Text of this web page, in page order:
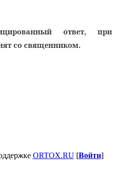
ответ, при
со священником.
ORTOX.RU[Войти]